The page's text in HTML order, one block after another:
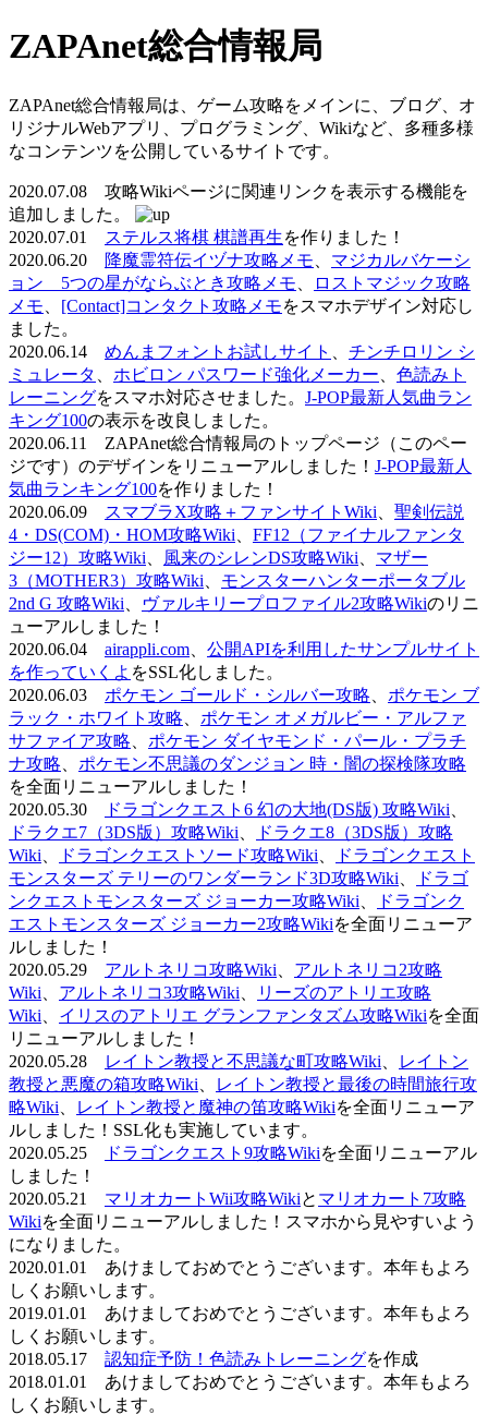
ZAPAnet総合情報局
ZAPAnet総合情報局は、ゲーム攻略をメインに、ブログ、オ
リジナルWebアプリ、プログラミング、Wikiなど、多種多様
なコンテンツを公開しているサイトです。
2020.07.08 攻略Wikiページに関連リンクを表示する機能を
追加しました。
2020.07.01
ステルス将棋 棋譜再生を作りました！
2020.06.20
降魔霊符伝イヅナ攻略メモ
マジカルバケーシ
ョン 5つの星がならぶとき攻略メモ
ロストマジック攻略
メモ
[Contact]コンタクト攻略メモをスマホデザイン対応し
ました。
2020.06.14 めんまフォントお試しサイト
チンチロリン シ
ミュレータ
ホビロン パスワード強化メーカー
色読みト
レーニングをスマホ対応させました。 J-POP最新人気曲ラン
キング100の表示を改良しました。
2020.06.11 ZAPAnet総合情報局のトップページ（このペー
ジです）のデザインをリニューアルしました！ J-POP最新人
気曲ランキング100を作りました！
2020.06.09
スマブラX攻略＋ファンサイトWiki
聖剣伝説
4・DS(COM)・HOM攻略Wiki
FF12（ファイナルファンタ
ジー12）攻略Wiki
風来のシレンDS攻略Wiki
マザー
3（MOTHER3）攻略Wiki
モンスターハンターポータブル
2nd G 攻略Wiki
ヴァルキリープロファイル2攻略Wikiのリニ
ューアルしました！
2020.06.04 airappli.com
公開APIを利用したサンプルサイト
を作っていくよ をSSL化しました。
2020.06.03 ポケモン ゴールド・シルバー攻略
ポケモン ブ
ラック・ホワイト攻略
ポケモン オメガルビー・アルファ
サファイア攻略
ポケモン ダイヤモンド・パール・プラチ
ナ攻略
ポケモン不思議のダンジョン 時・闇の探検隊攻略
を全面リニューアルしました！
2020.05.30
ドラゴンクエスト6 幻の大地(DS版) 攻略Wiki
ドラクエ7（3DS版）攻略Wiki
ドラクエ8（3DS版）攻略
Wiki
ドラゴンクエストソード攻略Wiki
ドラゴンクエスト
モンスターズ テリーのワンダーランド3D攻略Wiki
ドラゴ
ンクエストモンスターズ ジョーカー攻略Wiki
ドラゴンク
エストモンスターズ ジョーカー2攻略Wikiを全面リニューア
ルしました！
2020.05.29 アルトネリコ攻略Wiki
アルトネリコ2攻略
Wiki
アルトネリコ3攻略Wiki
リーズのアトリエ攻略
Wiki
イリスのアトリエ グランファンタズム攻略Wikiを全面
リニューアルしました！
2020.05.28
レイトン教授と不思議な町攻略Wiki
レイトン
教授と悪魔の箱攻略Wiki
レイトン教授と最後の時間旅行攻
略Wiki
レイトン教授と魔神の笛攻略Wikiを全面リニューア
ルしました！SSL化も実施しています。
2020.05.25
ドラゴンクエスト9攻略Wikiを全面リニューアル
しました！
2020.05.21 マリオカートWii攻略Wikiと マリオカート7攻略
Wikiを全面リニューアルしました！スマホから見やすいよう
になりました。
2020.01.01 あけましておめでとうございます。本年もよろ
しくお願いします。
2019.01.01 あけましておめでとうございます。本年もよろ
しくお願いします。
2018.05.17 認知症予防！色読みトレーニングを作成
2018.01.01 あけましておめでとうございます。本年もよろ
しくお願いします。